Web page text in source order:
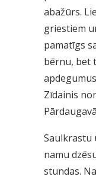
abažūrs.
griestiem
pamatīgs
bērnu, bet
Zīdainis
Saulkrastu
namu
stundas.